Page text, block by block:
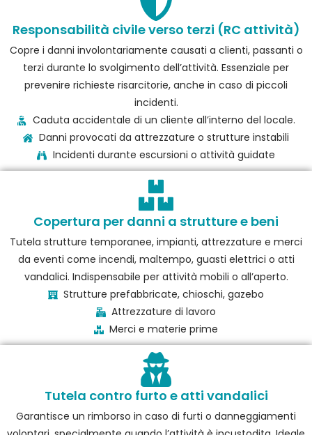
Responsabilità civile verso terzi (RC attività)
Copre i danni involontariamente causati a clienti, passanti o
terzi durante lo svolgimento dell’attività. Essenziale per
prevenire richieste risarcitorie, anche in caso di piccoli
incidenti.
Caduta accidentale di un cliente all’interno del locale.
Danni provocati da attrezzature o strutture instabili
Incidenti durante escursioni o attività guidate
Copertura per danni a strutture e beni
Tutela strutture temporanee, impianti, attrezzature e merci
da eventi come incendi, maltempo, guasti elettrici o atti
vandalici. Indispensabile per attività mobili o all’aperto.
Strutture prefabbricate, chioschi, gazebo
Attrezzature di lavoro
Merci e materie prime
Tutela contro furto e atti vandalici
Garantisce un rimborso in caso di furti o danneggiamenti